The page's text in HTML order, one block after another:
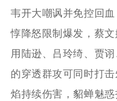
韦开大嘲讽并免控回
惇降怒限制爆发，蔡
用陆逊、吕玲绮、贾
的穿透群攻可同时打
焰持续伤害，貂蝉魅